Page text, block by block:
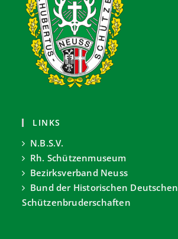
LINKS
N.B.S.V.
Rh. Schützenmuseum
Bezirksverband Neuss
Bund der Historischen Deutschen
Schützenbruderschaften